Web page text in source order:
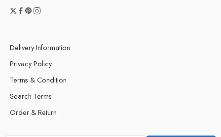
Delivery Information
Privacy Policy
Terms & Condition
Search Terms
Order & Return